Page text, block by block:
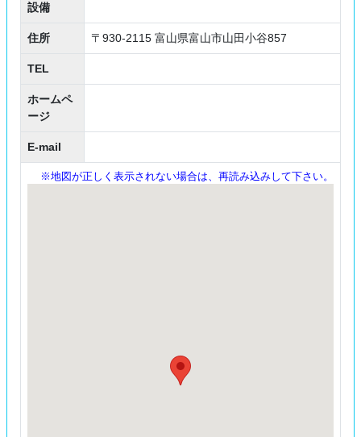
設備
住所 〒930-2115 富山県富山市山田小谷857
TEL
ホームペ
ージ
E-mail
※地図が正しく表示されない場合は、再読み込みして下さい。